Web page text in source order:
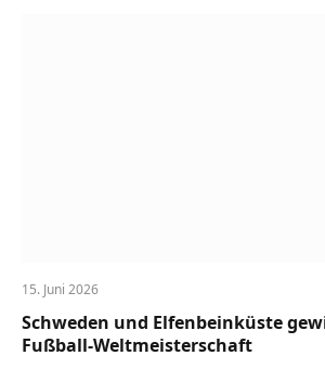
15. Juni 2026
Schweden und Elfenbeinküste
Fußball-Weltmeisterschaft